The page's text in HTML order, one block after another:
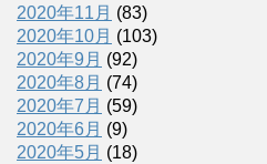
2020年11月 (83)
2020年10月 (103)
2020年9月 (92)
2020年8月 (74)
2020年7月 (59)
2020年6月 (9)
2020年5月 (18)